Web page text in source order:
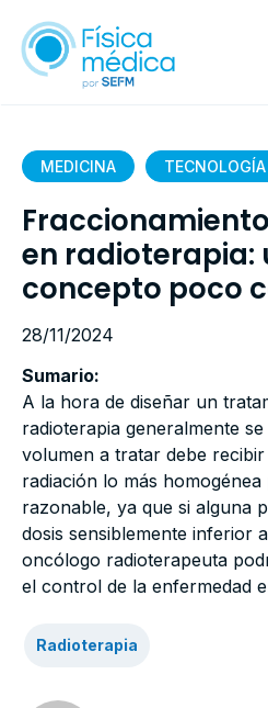
MEDICINA TECNOLOGÍA
en radioterapia:
concepto poco
28/11/2024
Sumario:
A la hora de diseñar un
radioterapia generalmente
volumen a tratar debe
radiación lo más
razonable, ya que si alguna
dosis sensiblemente inferior
oncólogo radioterapeuta
el control de la enfermedad
Radioterapia